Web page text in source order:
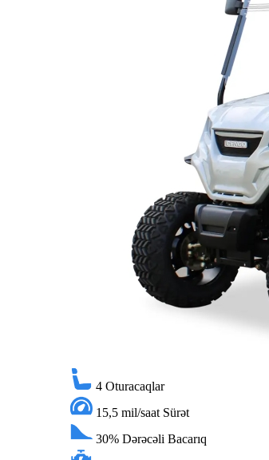
4 Oturacaqlar
15,5 mil/saat Sürət
30% Dərəcəli Bacarıq